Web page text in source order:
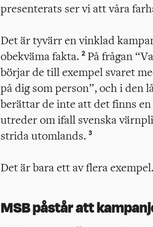
presenterats ser vi att våra
Det är tyvärr en vinklad
obekväma fakta. 2På frågan
börjar de till exempel svaret
på dig som person”, och i den
berättar de inte att det finns
utreder om ifall svenska
strida utomlands. 3
Det är bara ett av flera exempel.
MSB påstår att